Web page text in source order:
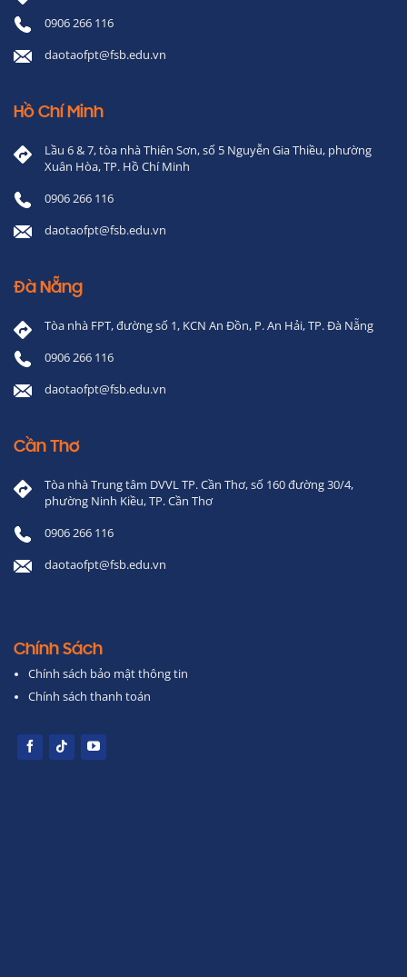
0906 266 116
daotaofpt@fsb.edu.vn
Hồ Chí Minh
Lầu 6 & 7, tòa nhà Thiên Sơn, số 5 Nguyễn Gia Thiều, phường
Xuân Hòa, TP. Hồ Chí Minh
0906 266 116
daotaofpt@fsb.edu.vn
Đà Nẵng
Tòa nhà FPT, đường số 1, KCN An Đồn, P. An Hải, TP. Đà Nẵng
0906 266 116
daotaofpt@fsb.edu.vn
Cần Thơ
Tòa nhà Trung tâm DVVL TP. Cần Thơ, số 160 đường 30/4,
phường Ninh Kiều, TP. Cần Thơ
0906 266 116
daotaofpt@fsb.edu.vn
Chính Sách
Chính sách bảo mật thông tin
Chính sách thanh toán